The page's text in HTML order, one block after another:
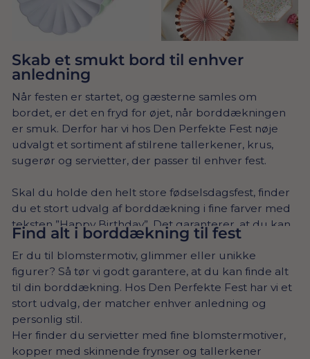
Skab et smukt bord til enhver
anledning
Når festen er startet, og gæsterne samles om
bordet, er det en fryd for øjet, når borddækningen
er smuk. Derfor har vi hos Den Perfekte Fest nøje
udvalgt et sortiment af stilrene tallerkener, krus,
sugerør og servietter, der passer til enhver fest.
Skal du holde den helt store fødselsdagsfest, finder
du et stort udvalg af borddækning i fine farver med
teksten ”Happy Birthday”. Det garanterer, at du kan
dække et bord, så det matcher din personlige stil –
uanset om du ønsker et lyserødt, blåt eller
regnbuefarvet tema. Du kan også tilføje shine til
nytårsfesten med unikke kopper og iøjnefaldende
tallerkener.
Til konfirmationer, bryllupper eller andre særlige
anledninger giver vi dig mulighed for at låne Royal
Find alt i borddækning til fest
Er du til blomstermotiv, glimmer eller unikke
figurer? Så tør vi godt garantere, at du kan finde alt
til din borddækning. Hos Den Perfekte Fest har vi et
stort udvalg, der matcher enhver anledning og
personlig stil.
Her finder du servietter med fine blomstermotiver,
kopper med skinnende frynser og tallerkener